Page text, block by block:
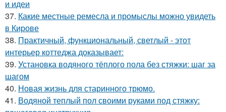
и идеи
37. Какие местные ремесла и промыслы можно увидеть
в Кирове
38. Практичный, функциональный, светлый - этот
интерьер коттеджа доказывает:
39. Установка водяного тёплого пола без стяжки: шаг за
шагом
40. Новая жизнь для старинного трюмо.
41. Водяной теплый пол своими руками под стяжку: